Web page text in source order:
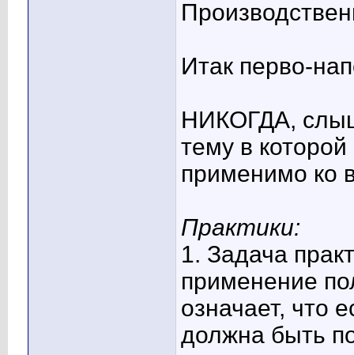
Итак перво-
НИКОГДА,
тему в
применимо ко
Практики:
1. Задача
применение
означает, что
должна быть